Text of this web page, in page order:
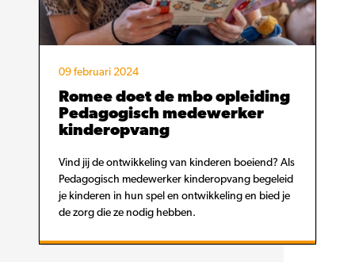
09 februari 2024
Romee doet de mbo opleiding
Pedagogisch medewerker
kinderopvang
Vind jij de ontwikkeling van kinderen boeiend? Als
Pedagogisch medewerker kinderopvang begeleid
je kinderen in hun spel en ontwikkeling en bied je
de zorg die ze nodig hebben.